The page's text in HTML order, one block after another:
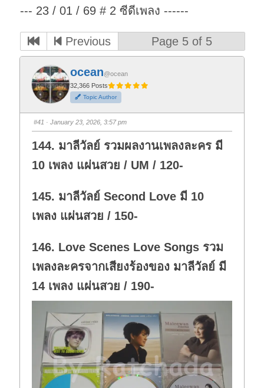
--- 23 / 01 / 69 # 2 ซีดีเพลง ------
Previous Page 5 of 5
ocean@ocean
32,366 Posts
Topic Author
#41 · January 23, 2026, 3:57 pm
144. มาลีวัลย์ รวมผลงานเพลงละคร มี
10 เพลง แผ่นสวย / UM / 120-
145. มาลีวัลย์ Second Love มี 10
เพลง แผ่นสวย / 150-
146. Love Scenes Love Songs รวม
เพลงละครจากเสียงร้องของ มาลีวัลย์ มี
14 เพลง แผ่นสวย / 190-